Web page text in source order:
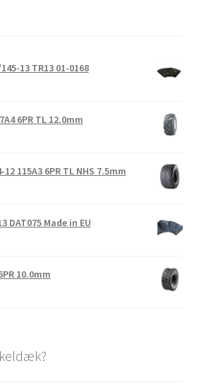
13 TR13 01-0168
6PR TL 12.0mm
12 115A3 6PR TL NHS 7.5mm
DAT075 Made in EU
10.0mm